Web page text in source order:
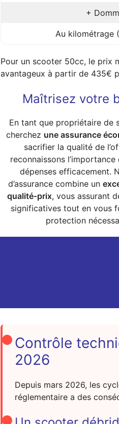
+
Au kilométrage
Pour un scooter 50cc, le prix
avantageux à partir de 435€
Maîtrisez votre
En tant que propriétaire de
cherchez une assurance
sacrifier la qualité de
reconnaissons
dépenses efficacement.
d’assurance combine un
qualité-prix, vous assurant
significatives tout en vous
protection
Contrôle
2026
Depuis mars 2026, les
réglementaire a des